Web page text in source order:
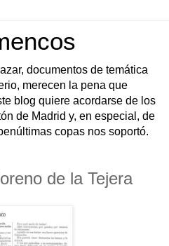
documentos de temática
merecen la pena que
blog quiere acordarse de los
de Madrid y, en especial, de
copas nos soportó.
de la Tejera